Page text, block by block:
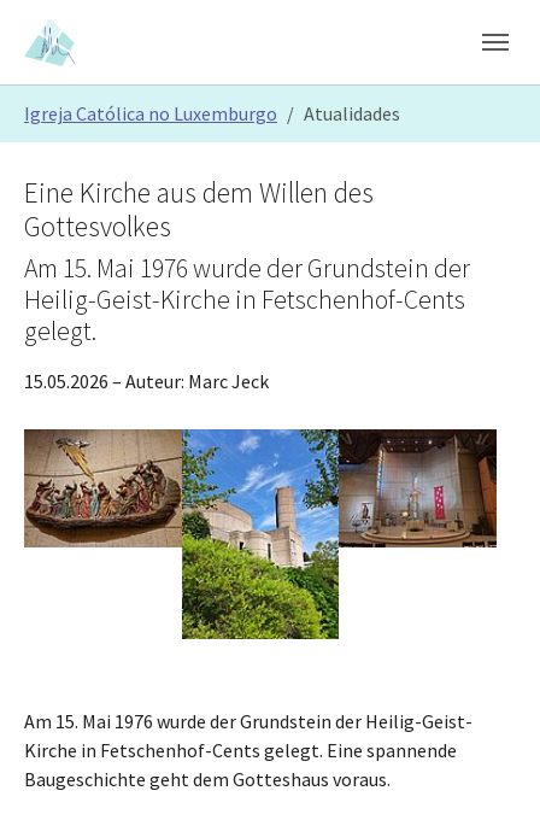
Skip to main content
Skip to page footer
Igreja Católica no Luxemburgo Atualidades
Show larger versionShow larger versionShow larger version
Eine Kirche aus dem Willen des
Gottesvolkes
Am 15. Mai 1976 wurde der Grundstein der
Heilig-Geist-Kirche in Fetschenhof-Cents
gelegt.
15.05.2026 – Auteur: Marc Jeck
Am 15. Mai 1976 wurde der Grundstein der Heilig-Geist-
Kirche in Fetschenhof-Cents gelegt. Eine spannende
Baugeschichte geht dem Gotteshaus voraus.